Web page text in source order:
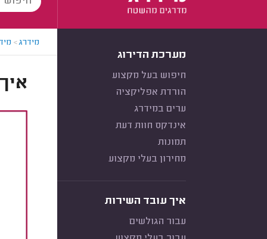
מערכת הדירוג
חיפוש בעל מקצוע
הורדת אפליקציה
ערים במידרג
אינדקס חוות דעת
תמונות
מחירון בעלי מקצוע
איך עובד השירות
עבור הגולשים
מידרג>